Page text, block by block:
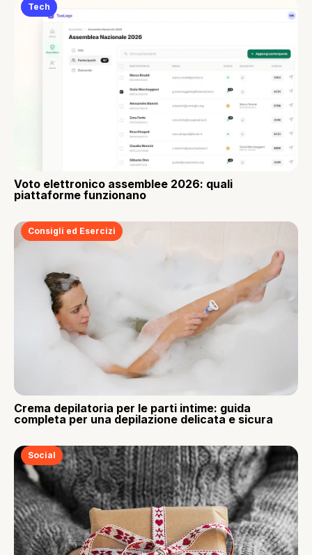
Tech
Voto elettronico assemblee 2026: quali
piattaforme funzionano
Consigli ed Esercizi
Crema depilatoria per le parti intime: guida
completa per una depilazione delicata e sicura
Social